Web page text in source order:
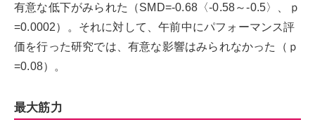
有意な低下がみられた（SMD=-0.68〈-0.58～-0.5〉、ｐ
=0.0002）。それに対して、午前中にパフォーマンス評
価を行った研究では、有意な影響はみられなかった（ｐ
=0.08）。
最大筋力